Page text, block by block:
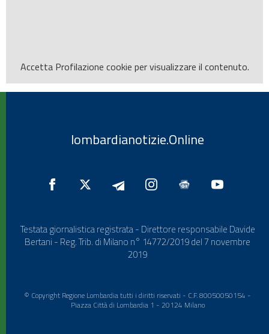
Accetta Profilazione cookie per visualizzare il contenuto.
lombardianotizie.Online
Testata giornalistica registrata - Direttore responsabile Davide
Bertani - Reg. Trib. di Milano n° 14772/2019 del 7 novembre
2019
© Copyright Regione Lombardia tutti i diritti riservati - C.F. 80050050154 -
Piazza Città di Lombardia 1 - 20124 Milano